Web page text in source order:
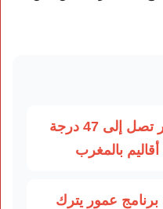
✔ نشرة إنذارية.. موجة حر تصل إلى 47 درجة
بالمغرب
عمور يترك